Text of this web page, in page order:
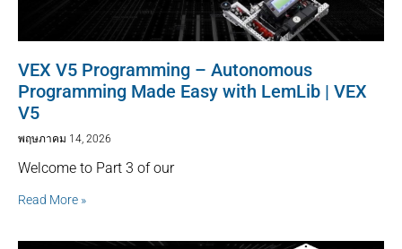
VEX V5 Programming – Autonomous
Programming Made Easy with LemLib | VEX
V5
พฤษภาคม 14, 2026
Welcome to Part 3 of our
Read More »